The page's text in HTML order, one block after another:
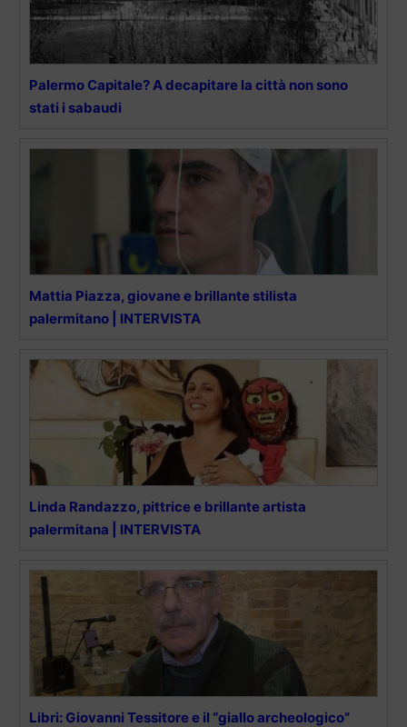
Palermo Capitale? A decapitare la città non sono
stati i sabaudi
Mattia Piazza, giovane e brillante stilista
palermitano | INTERVISTA
Linda Randazzo, pittrice e brillante artista
palermitana | INTERVISTA
Libri: Giovanni Tessitore e il “giallo archeologico”